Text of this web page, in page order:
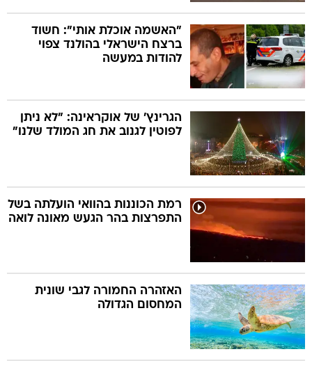
"האשמה אוכלת אותי": חשוד
ברצח הישראלי בהולנד צפוי
להודות במעשה
הגרינץ' של אוקראינה: "לא ניתן
לפוטין לגנוב את חג המולד שלנו"
רמת הכוננות בהוואי הועלתה בשל
התפרצות בהר הגעש מאונה לואה
האזהרה החמורה לגבי שונית
המחסום הגדולה